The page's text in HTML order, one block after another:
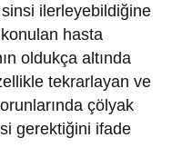
sinsi ilerleyebildiğine
hasta
oldukça altında
tekrarlayan ve
çölyak
gerektiğini ifade